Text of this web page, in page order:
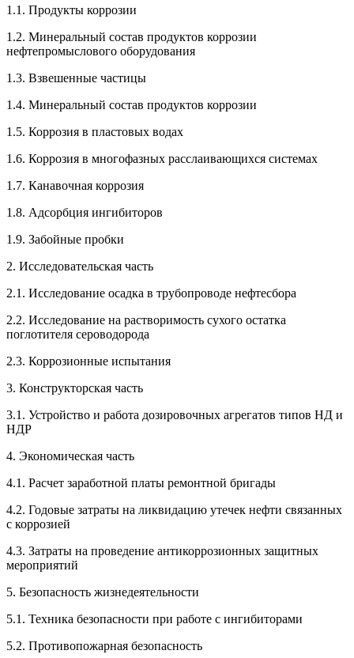
1.1. Продукты коррозии
1.2. Минеральный состав продуктов коррозии
нефтепромыслового оборудования
1.3. Взвешенные частицы
1.4. Минеральный состав продуктов коррозии
1.5. Коррозия в пластовых водах
1.6. Коррозия в многофазных расслаивающихся системах
1.7. Канавочная коррозия
1.8. Адсорбция ингибиторов
1.9. Забойные пробки
2. Исследовательская часть
2.1. Исследование осадка в трубопроводе нефтесбора
2.2. Исследование на растворимость сухого остатка
поглотителя сероводорода
2.3. Коррозионные испытания
3. Конструкторская часть
3.1. Устройство и работа дозировочных агрегатов типов НД и
НДР
4. Экономическая часть
4.1. Расчет заработной платы ремонтной бригады
4.2. Годовые затраты на ликвидацию утечек нефти связанных
с коррозией
4.3. Затраты на проведение антикоррозионных защитных
мероприятий
5. Безопасность жизнедеятельности
5.1. Техника безопасности при работе с ингибиторами
5.2. Противопожарная безопасность